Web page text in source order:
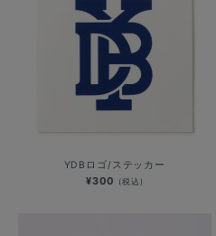
YDBロゴ/ステッカー
¥300 (税込)